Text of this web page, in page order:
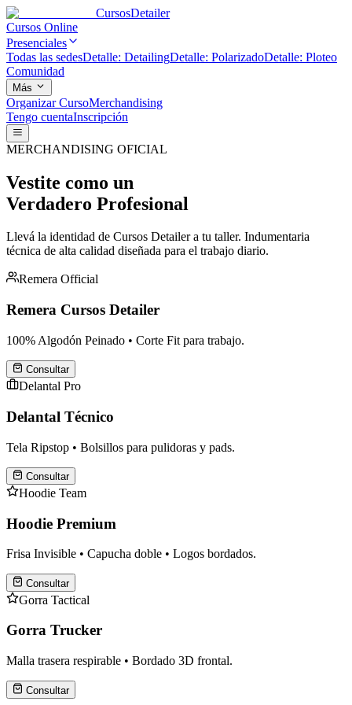
CursosDetailer
Cursos Online
Presenciales
Todas las sedesDetalle: DetailingDetalle: PolarizadoDetalle: Ploteo
Comunidad
Más
Organizar CursoMerchandising
Tengo cuentaInscripción
MERCHANDISING OFICIAL
Vestite como un
Verdadero Profesional
Llevá la identidad de Cursos Detailer a tu taller. Indumentaria
técnica de alta calidad diseñada para el trabajo diario.
Remera Official
Remera Cursos Detailer
100% Algodón Peinado • Corte Fit para trabajo.
Consultar
Delantal Pro
Delantal Técnico
Tela Ripstop • Bolsillos para pulidoras y pads.
Consultar
Hoodie Team
Hoodie Premium
Frisa Invisible • Capucha doble • Logos bordados.
Consultar
Gorra Tactical
Gorra Trucker
Malla trasera respirable • Bordado 3D frontal.
Consultar